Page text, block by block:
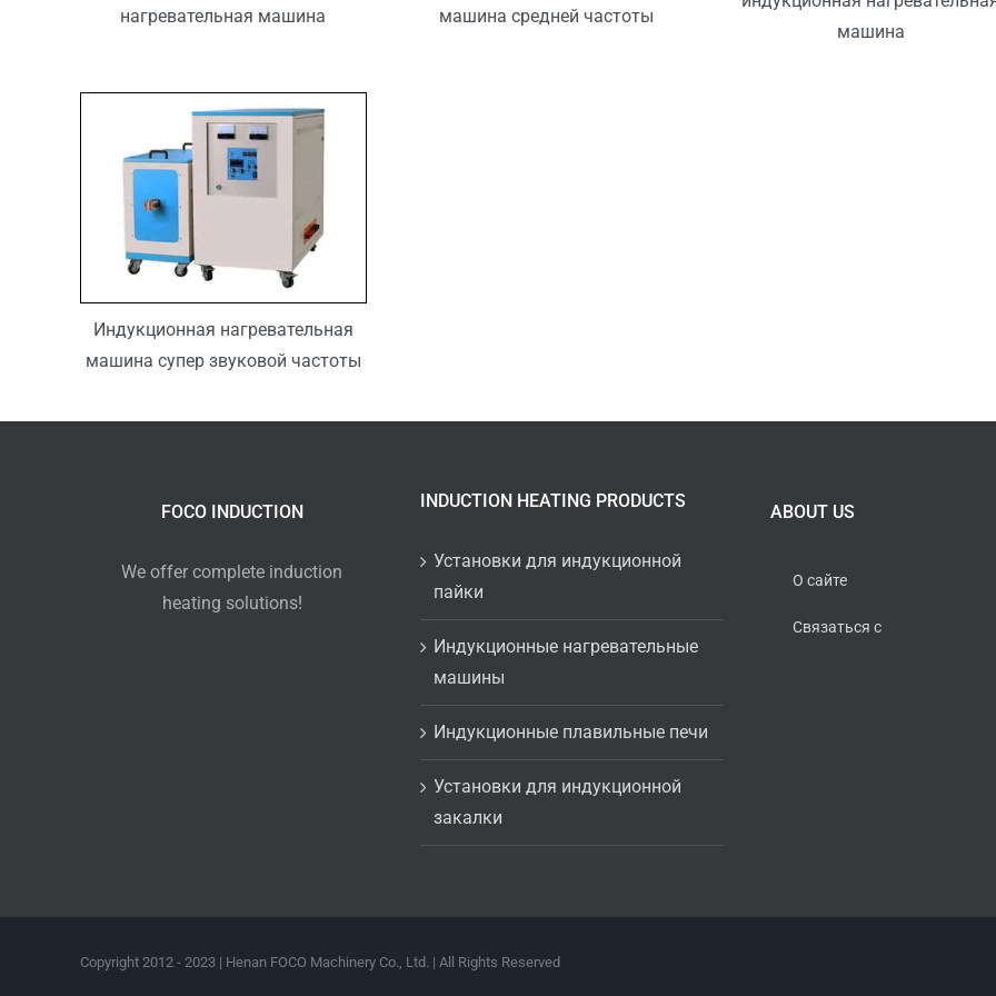
нагревательная машина машина средней частоты
машина
Индукционная нагревательная
машина супер звуковой частоты
FOCO INDUCTION
We offer complete induction
heating solutions!
INDUCTION HEATING PRODUCTS
Установки для индукционной
пайки
Индукционные нагревательные
машины
Индукционные плавильные печи
Установки для индукционной
закалки
ABOUT US
О сайте
Связаться с
Copyright 2012 - 2023 | Henan FOCO Machinery Co., Ltd. | All Rights Reserved